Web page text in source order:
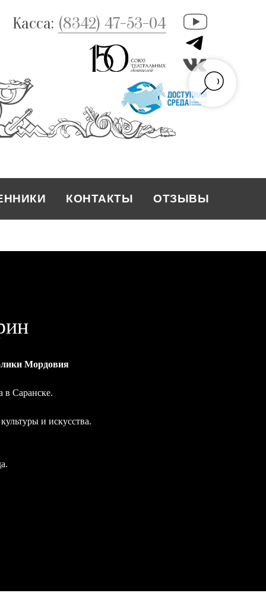
Касса: (8342) 47-53-04
КОНТАКТЫ ОТЗЫВЫ
Мордовия
в Саранске.
и искусства.